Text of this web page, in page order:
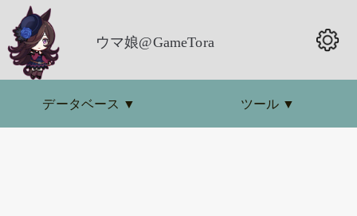
ウマ娘@GameTora
データベース ▼ ツール ▼